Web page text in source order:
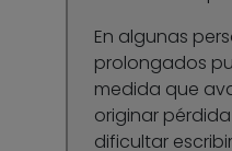
En algunas
prolongados
medida que
originar
dificultar